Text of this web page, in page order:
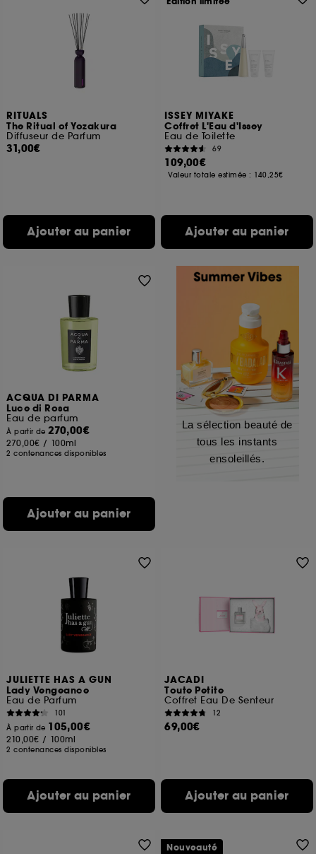
RITUALS
The Ritual of Yozakura
Diffuseur de Parfum
31,00€
Ajouter au panier
ISSEY MIYAKE
Coffret L'Eau d'Issey
Eau de Toilette
69
109,00€
Valeur totale estimée : 140,25€
Ajouter au panier
ACQUA DI PARMA
Luce di Rosa
Eau de parfum
À partir de270,00€
270,00€ / 100ml
2 contenances disponibles
Ajouter au panier
La sélection beauté de
tous les instants
ensoleillés.
JULIETTE HAS A GUN
Lady Vengeance
Eau de Parfum
101
À partir de 105,00€
210,00€ / 100ml
2 contenances disponibles
Ajouter au panier
JACADI
Toute Petite
Coffret Eau De Senteur
12
69,00€
Ajouter au panier
Nouveauté